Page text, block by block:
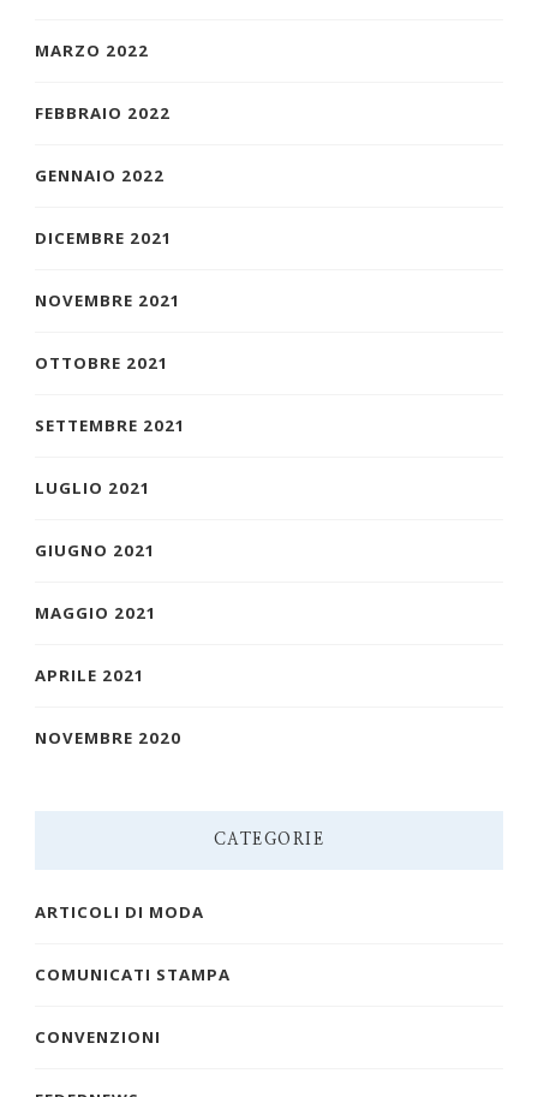
MARZO 2022
FEBBRAIO 2022
GENNAIO 2022
DICEMBRE 2021
NOVEMBRE 2021
OTTOBRE 2021
SETTEMBRE 2021
LUGLIO 2021
GIUGNO 2021
MAGGIO 2021
APRILE 2021
NOVEMBRE 2020
CATEGORIE
ARTICOLI DI MODA
COMUNICATI STAMPA
CONVENZIONI